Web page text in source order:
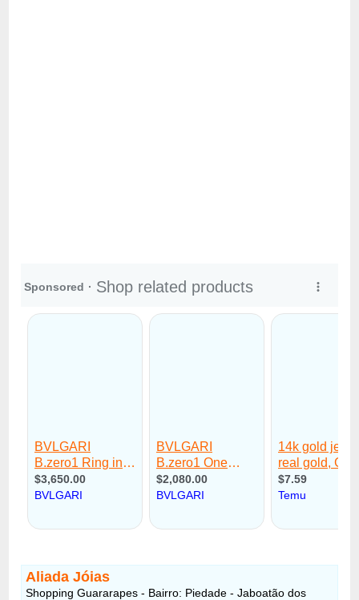
Aliada Jóias
Shopping Guararapes - Bairro: Piedade - Jaboatão dos